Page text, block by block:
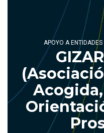
APOYO A